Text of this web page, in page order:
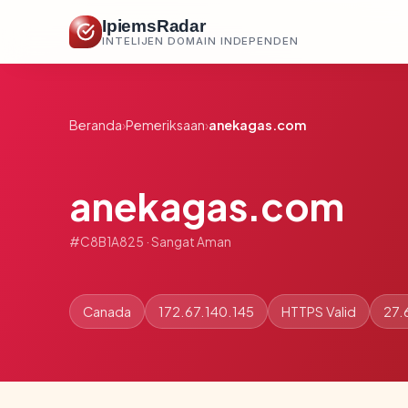
IpiemsRadar
INTELIJEN DOMAIN INDEPENDEN
Beranda›Pemeriksaan›anekagas.com
anekagas.com
#C8B1A825 · Sangat Aman
Canada 172.67.140.145 HTTPS Valid